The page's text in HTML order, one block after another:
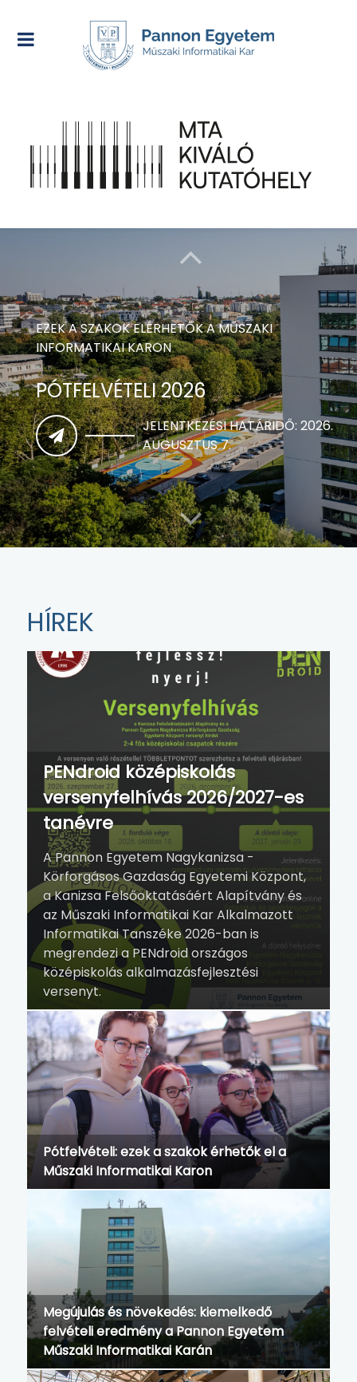
INFORMATIKAI KARON
PÓTFELVÉTELI 2026
AUGUSZTUS 7.
NAPPALI ÉS LEVELEZŐ SZAKON IS INDÍTJA A KÉPZÉST
A PANNON EGYETEM MŰSZAKI INFORMATIKAI KARA
2026 SZEPTEMBERÉBEN
MESTERSÉGESINTELLIGENCIA-
INFORMATIKUS MSC KÉPZÉS INDUL
FEBRUÁR 15-IG ADHATJÁK LE
JELENTKEZÉSÜKET A FELVI.HU
OLDALON KERESZTÜL
A MINŐSÍTÉS 2025. MÁJUS 26-TÓL 2030. JÚNIUS 30-
MTA KIVÁLÓ KUTATÓHELY A
MŰSZAKI INFORMATIKAI KAR
A DUNÁNTÚLON EGYEDÜLI
FELSŐOKTATÁSI INTÉZMÉNYKÉNT AZ
INFORMATIKA TERÜLETÉN
REGISZTRÁCIÓS IDŐSZAK: 2026. AUGUSZTUS 31. -
SZEPTEMBER 4. (HÉTFŐ-PÉNTEK)
A 2026/2027-ES TANÉV RENDJE
FONTOS DÁTUMOK, SZÜNETEK ÉS
TUDNIVALÓK
HÍREK
PENdroid középiskolás
versenyfelhívás 2026/2027-es
tanévre
A Pannon Egyetem Nagykanizsa -
Körforgásos Gazdaság Egyetemi Központ,
a Kanizsa Felsőoktatásáért Alapítvány és
az Műszaki Informatikai Kar Alkalmazott
Informatikai Tanszéke 2026-ban is
megrendezi a PENdroid országos
középiskolás alkalmazásfejlesztési
versenyt.
Pótfelvételi: ezek a szakok érhetők el a
Műszaki Informatikai Karon
Megújulás és növekedés: kiemelkedő
felvételi eredmény a Pannon Egyetem
Műszaki Informatikai Karán